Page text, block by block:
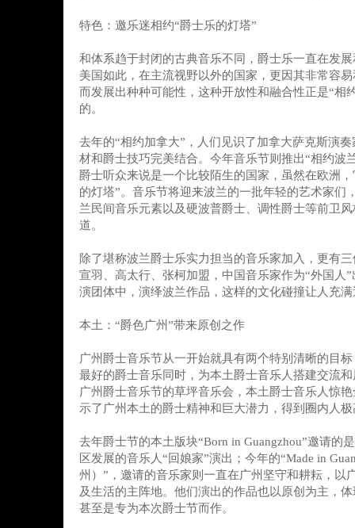
特色：邀乐迷相约“爵士乐的灯塔”
和体系趋于封闭的古典音乐不同，爵士乐一直在发
美国如此，在主流视野以外的国家，更因其非常容
而发展出种种可能性，这种开放性和融合性正是“相
的。
去年的“相约加拿大”，人们见识了加拿大萨克斯演
材和爵士技巧完美结合。今年音乐节则推出“相约波
爵士听众来说是一个比较陌生的国家，虽然在欧洲
的灯塔”。音乐节将迎来波兰的一批年轻的艺术家们
兰民间音乐元素以及硬波普爵士、调性爵士等前卫
道。
除了堪称波兰爵士乐实力担当的音乐家加入，更有
宣羽、高太行、张柯加盟，中国音乐家作为“外国人
演团体中，演绎波兰作品，这样的文化碰撞让人充
本土：“爵色广州”带来原创之作
广州爵士音乐节从一开始就具有两个特别清晰的目
最好的爵士音乐同时，为本土爵士音乐人搭建交流
广州爵士音乐节的草坪音乐会，本土爵士音乐人惊
示了广州本土的爵士精神和巨大潜力，得到圈内人
去年爵士节的本土版块“Born in Guangzhou”邀请的
区发展的音乐人“回娘家”演出；今年的“Made in
州）”，邀请的音乐家则一直在广州坚守和耕耘，以
及生活的主阵地。他们演出的作品也以原创为主，
甚至是专为本次爵士节而作。